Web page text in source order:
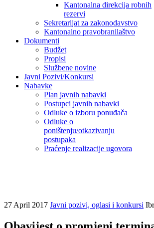
Kantonalna direkcija robnih
rezervi
Sekretarijat za zakonodavstvo
Kantonalno pravobranilaštvo
Dokumenti
Budžet
Propisi
Službene novine
Javni Pozivi/Konkursi
Nabavke
Plan javnih nabavki
Postupci javnih nabavki
Odluke o izboru ponuđača
Odluke o
poništenju/otkazivanju
postupaka
Praćenje realizacije ugovora
27 April 2017 Javni pozivi, oglasi i konkursi